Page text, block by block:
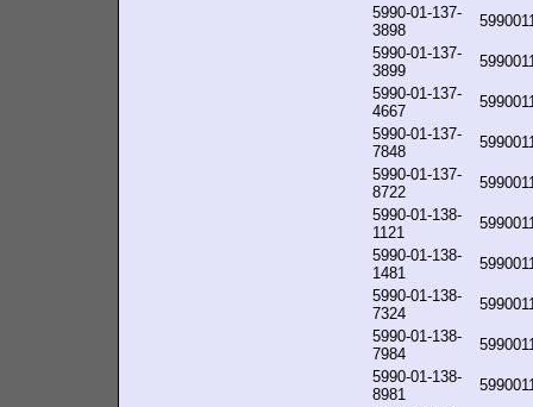
5990-01-137-
3898
5990-01-137-
3899
5990-01-137-
4667
5990-01-137-
7848
5990-01-137-
8722
5990-01-138-
1121
5990-01-138-
1481
5990-01-138-
7324
5990-01-138-
7984
5990-01-138-
8981